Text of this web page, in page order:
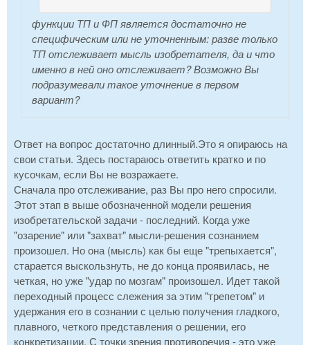
функции ТП и ФП является достаточно не
специфическим или не уточненным: разве только
ТП отслеживает мысль изобретателя, да и что
именно в ней оно отслеживает? Возможно Вы
подразумевали такое уточнение в первом
вариант?
Ответ на вопрос достаточно длинный.Это я опираюсь на
свои статьи. Здесь постараюсь ответить кратко и по
кусочкам, если Вы не возражаете.
Сначала про отслеживание, раз Вы про него спросили.
Этот этап в выше обозначенной модели решения
изобретательской задачи - последний. Когда уже
"озарение" или "захват" мысли-решения сознанием
произошел. Но она (мысль) как бы еще "трепыхается",
старается выскользнуть, не до конца проявилась, не
четкая, но уже "удар по мозгам" произошел. Идет такой
переходный процесс слежения за этим "трепетом" и
удержания его в сознании с целью получения гладкого,
плавного, четкого представления о решении, его
конкретизации. С точки зрения противоречия - это уже